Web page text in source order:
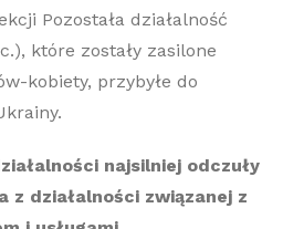
Pozostała działalność
które zostały zasilone
kobiety, przybyłe do
najsilniej odczuły
z działalności związanej z